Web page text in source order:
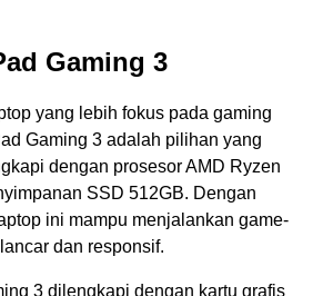
Gaming 3
yang lebih fokus pada gaming
Gaming 3 adalah pilihan yang
dengan prosesor AMD Ryzen
SSD 512GB. Dengan
ini mampu menjalankan game-
dan responsif.
3 dilengkapi dengan kartu grafis